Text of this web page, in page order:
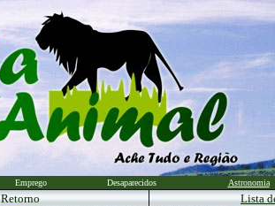
Emprego Desaparecidos Astronomia
Retorno Lista